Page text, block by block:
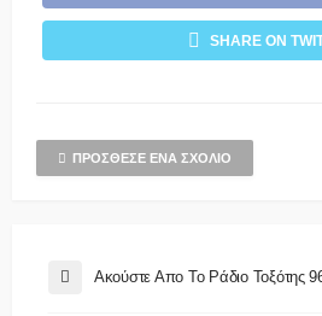
SHARE ON
ΠΡΌΣΘΕΣΕ ΈΝΑ ΣΧΌΛΙΟ
Ακούστε Απο Το Ράδιο Τοξότης